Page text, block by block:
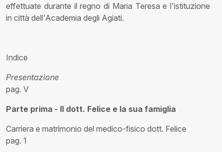
effettuate durante il regno di Maria Teresa e l'istituzione
in città dell'Academia degli Agiati.
Indice
Presentazione
pag. V
Parte prima - Il dott. Felice e la sua famiglia
Carriera e matrimonio del medico-fisico dott. Felice
pag. 1